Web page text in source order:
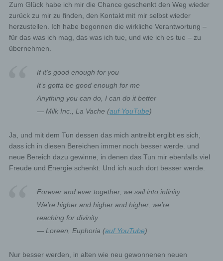
Zum Glück habe ich mir die Chance geschenkt den Weg wieder
zurück zu mir zu finden, den Kontakt mit mir selbst wieder
herzustellen. Ich habe begonnen die wirkliche Verantwortung –
für das was ich mag, das was ich tue, und wie ich es tue – zu
übernehmen.
If it’s good enough for you
It’s gotta be good enough for me
Anything you can do, I can do it better
— Milk Inc., La Vache (auf YouTube)
Ja, und mit dem Tun dessen das mich antreibt ergibt es sich,
dass ich in diesen Bereichen immer noch besser werde. und
neue Bereich dazu gewinne, in denen das Tun mir ebenfalls viel
Freude und Energie schenkt. Und ich auch dort besser werde.
Forever and ever together, we sail into infinity
We’re higher and higher and higher, we’re
reaching for divinity
— Loreen, Euphoria (auf YouTube)
Nur besser werden, in alten wie neu gewonnenen neuen